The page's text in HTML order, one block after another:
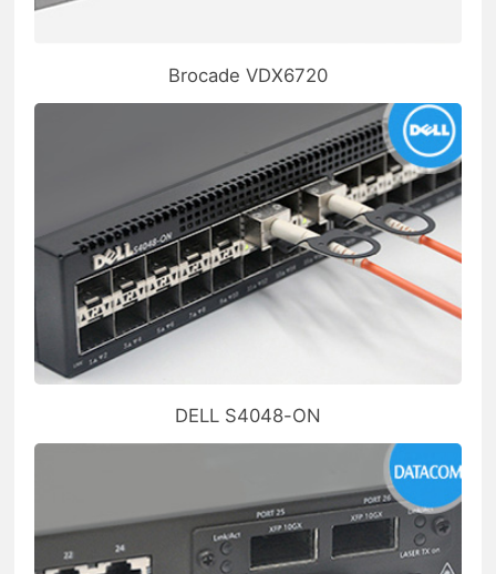
Brocade VDX6720
DELL S4048-ON